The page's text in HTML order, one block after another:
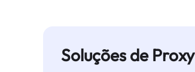
Soluções de Proxy